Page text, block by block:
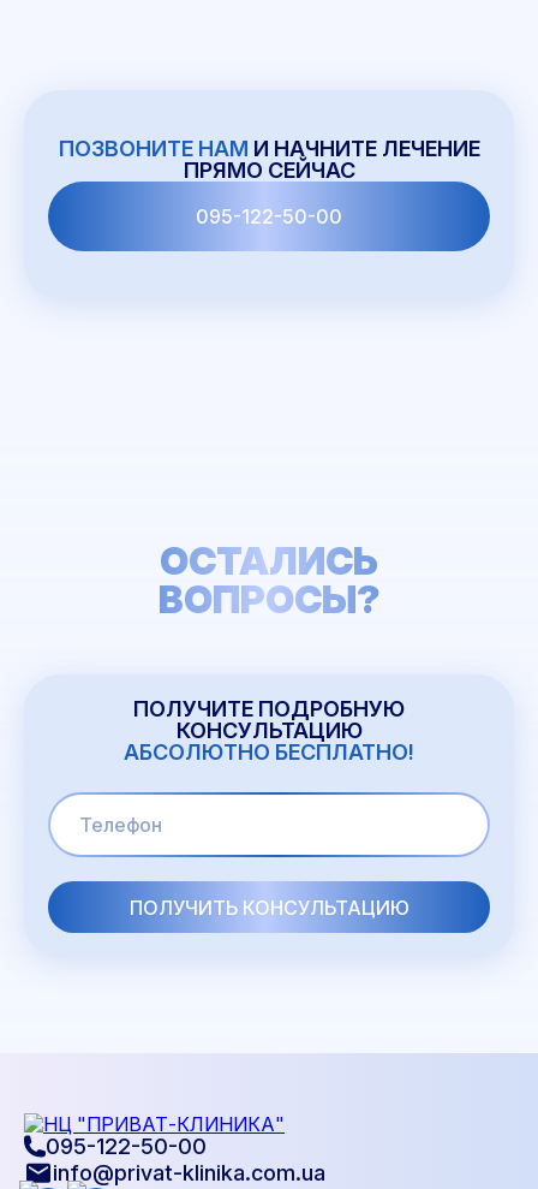
ПОЗВОНИТЕ НАМ И НАЧНИТЕ ЛЕЧЕНИЕ
ПРЯМО СЕЙЧАС
095-122-50-00
ОСТАЛИСЬ
ВОПРОСЫ?
ПОЛУЧИТЕ ПОДРОБНУЮ
КОНСУЛЬТАЦИЮ
АБСОЛЮТНО БЕСПЛАТНО!
095-122-50-00
info@privat-klinika.com.ua